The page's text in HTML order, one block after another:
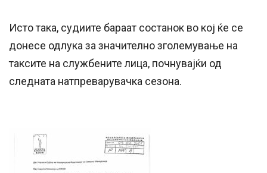
Исто така, судиите бараат состанок во кој ќе се
донесе одлука за значително зголемување на
таксите на службените лица, почнувајќи од
следната натпреварувачка сезона.